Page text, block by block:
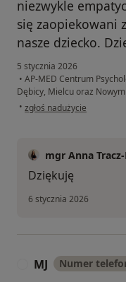
niezwykle
się zaopiekowani
nasze dziecko.
5 stycznia 2026
• AP-MED Centrum
Dębicy, Mielcu oraz
• w opinii użytkownika
zgłoś nadużycie
mgr Anna
Dziękuję
6 stycznia 2026
MJ Numer